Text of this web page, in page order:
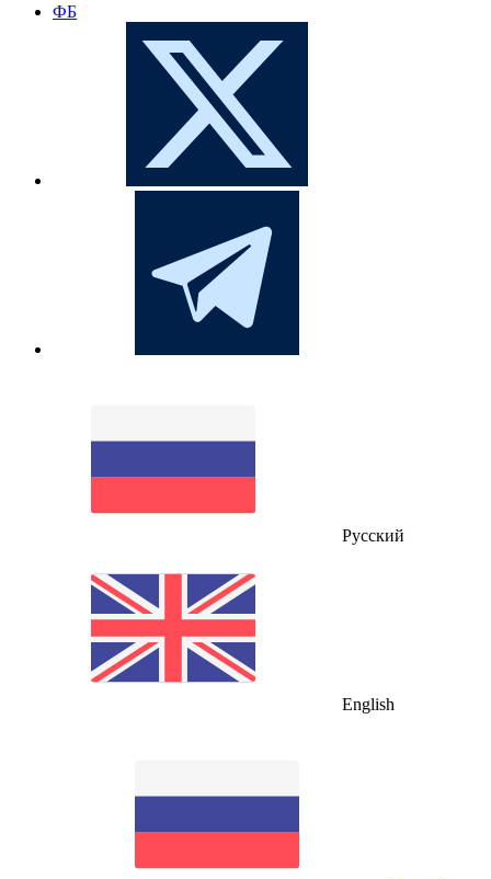
ФБ
Русский
English